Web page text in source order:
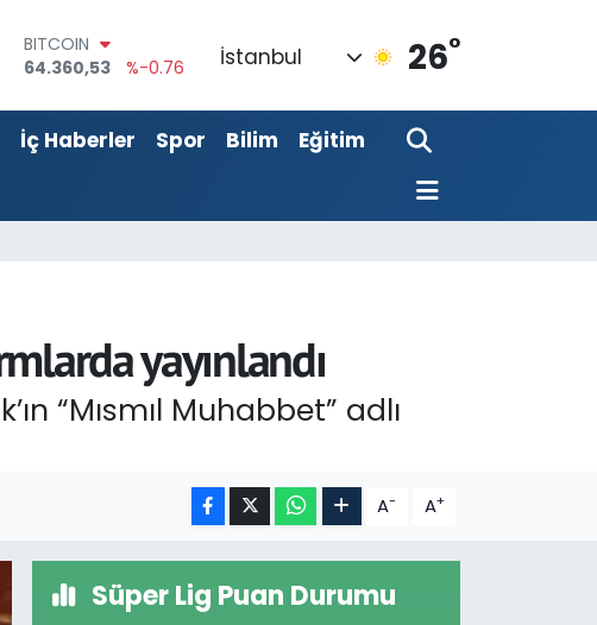
DOLAR
47,7143
%0.16
55,0317
%-0.02
STERLİN
İstanbul 26°
İç Haberler Spor Bilim
Eğitim
yayınlandı
“Mısmıl Muhabbet” adlı
A- A+
Süper Lig Puan Durumu